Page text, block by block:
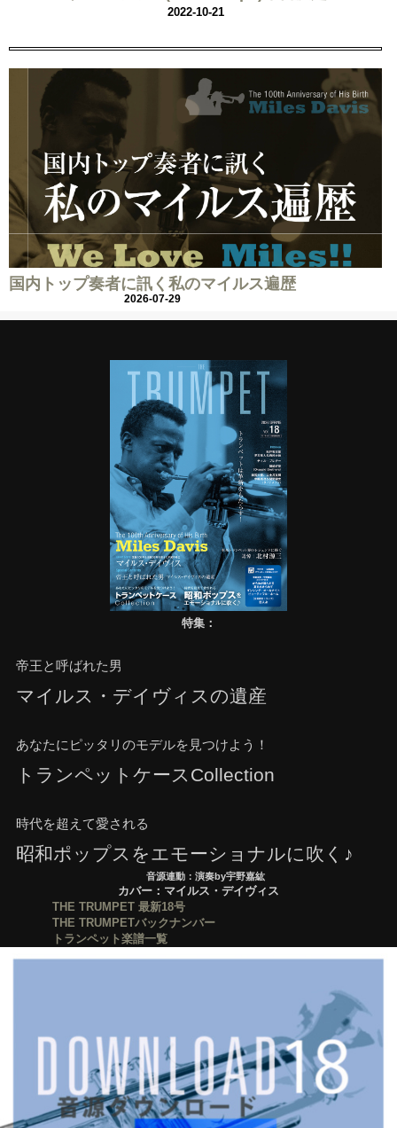
2022-10-21
国内トップ奏者に訊く私のマイルス遍歴
2026-07-29
特集：
帝王と呼ばれた男
マイルス・デイヴィスの遺産
あなたにピッタリのモデルを見つけよう！
トランペットケースCollection
時代を超えて愛される
昭和ポップスをエモーショナルに吹く♪
音源連動：演奏by宇野嘉紘
カバー：マイルス・デイヴィス
THE TRUMPET 最新18号
THE TRUMPETバックナンバー
トランペット楽譜一覧